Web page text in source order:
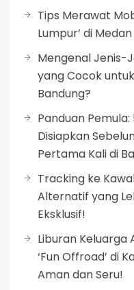
Tips Merawat
Lumpur’ di
Mengenal Jenis-
yang Cocok
Bandung?
Panduan
Disiapkan
Pertama Kali di
Tracking ke
Alternatif yang
Eksklusif!
Liburan Keluarga
‘Fun Offroad’ di
Aman dan Seru!